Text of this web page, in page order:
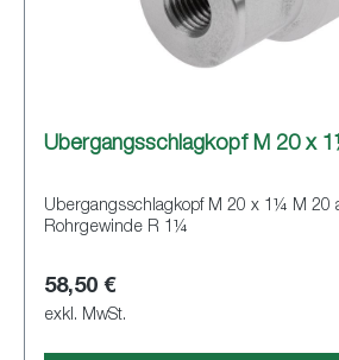
Übergangsschlagkopf M 20 x
Übergangsschlagkopf M 20 x 1¼ M 20 auf Innen-
Rohrgewinde R 1¼
58,50 €
exkl. MwSt.